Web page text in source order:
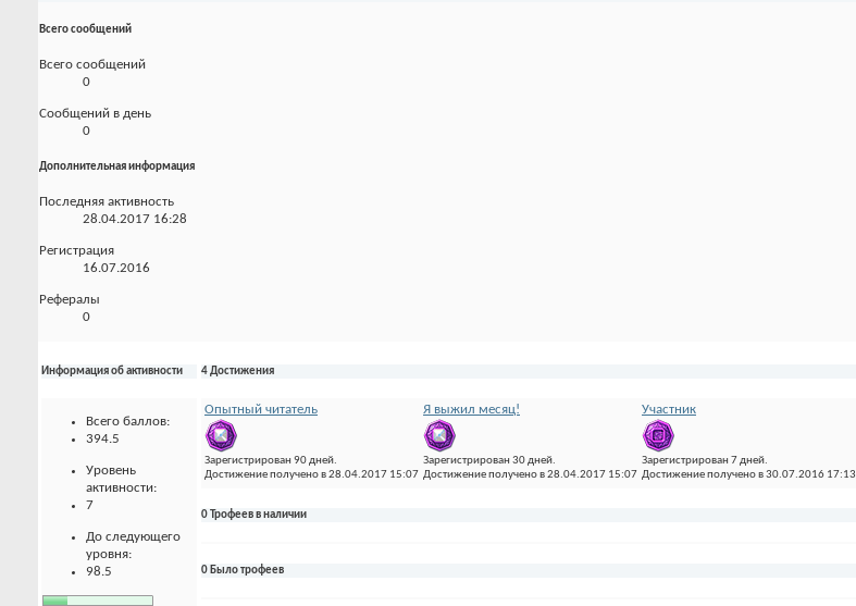
Всего сообщений
Всего сообщений
0
Сообщений в день
0
Дополнительная информация
Последняя активность
28.04.2017 16:28
Регистрация
16.07.2016
Рефералы
0
Информация об активности
Всего баллов:
394.5
Уровень
активности:
7
До следующего
уровня:
98.5
4 Достижения
Опытный читатель
Зарегистрирован 90 дней.
Достижение получено в 28.04.2017 15:07
Я выжил месяц!
Зарегистрирован 30 дней.
Достижение получено в 28.04.2017 15:07
Участник
Зарегистрирован 7 дней.
Достижение получено в 30.07.2016 17:13
0 Трофеев в наличии
0 Было трофеев